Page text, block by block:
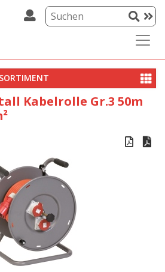
SORTIMENT
Kabelrolle Gr.3 50m
 